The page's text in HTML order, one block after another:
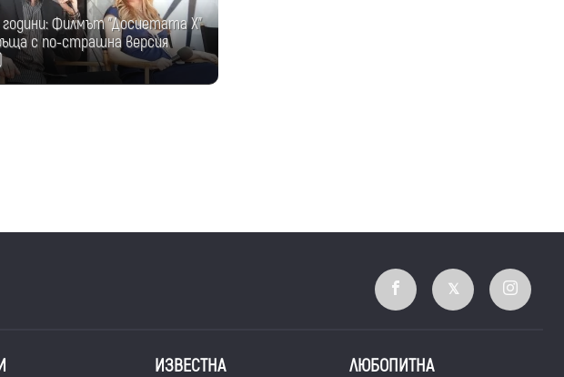
години: Филмът "Досиетата Х"
с по-страшна версия
ИЗВЕСТНА ЛЮБОПИТНА